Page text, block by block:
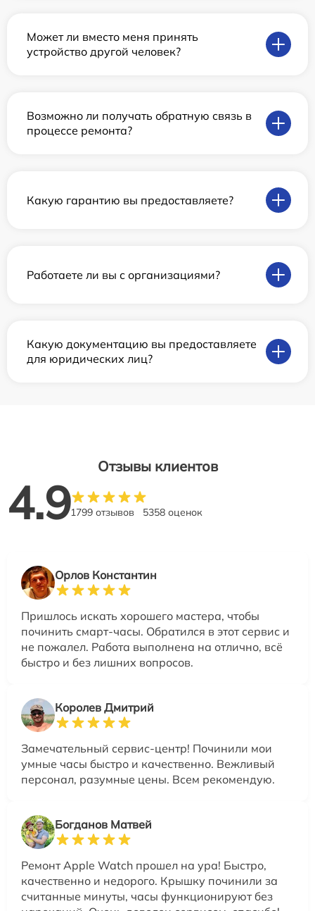
Может ли вместо меня принять
устройство другой человек?
Возможно ли получать обратную связь в
процессе ремонта?
Какую гарантию вы предоставляете?
Работаете ли вы с организациями?
Какую документацию вы предоставляете
для юридических лиц?
Отзывы клиентов
4.91799 отзывов 5358 оценок
Орлов Константин
Пришлось искать хорошего мастера, чтобы
починить смарт-часы. Обратился в этот сервис и
не пожалел. Работа выполнена на отлично, всё
быстро и без лишних вопросов.
Королев Дмитрий
Замечательный сервис-центр! Починили мои
умные часы быстро и качественно. Вежливый
персонал, разумные цены. Всем рекомендую.
Богданов Матвей
Ремонт Apple Watch прошел на ура! Быстро,
качественно и недорого. Крышку починили за
считанные минуты, часы функционируют без